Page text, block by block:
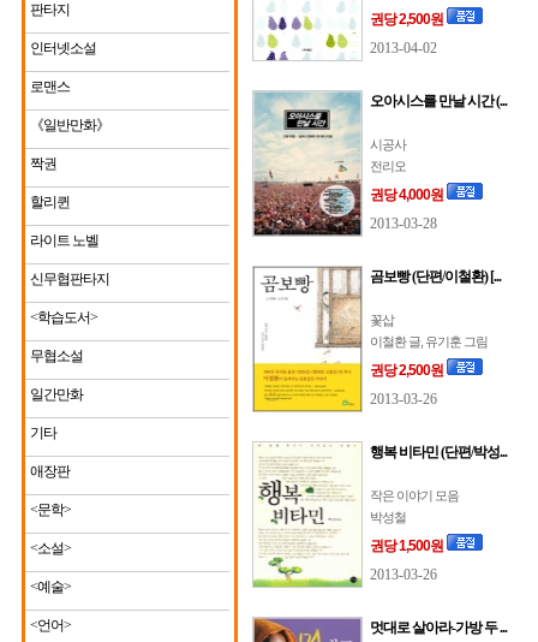
판타지
인터넷소설
로맨스
《일반만화》
짝권
할리퀸
라이트 노벨
신무협판타지
<학습도서>
무협소설
일간만화
기타
애장판
<문학>
<소설>
<예술>
<언어>
권당 2,500원
2013-04-02
오아시스를 만날 시간 (...
시공사
전리오
권당 4,000원
2013-03-28
곰보빵 (단편/이철환) [...
꽃삽
이철환 글, 유기훈 그림
권당 2,500원
2013-03-26
행복 비타민 (단편/박성...
작은 이야기 모음
박성철
권당 1,500원
2013-03-26
멋대로 살아라-가방 두 ...